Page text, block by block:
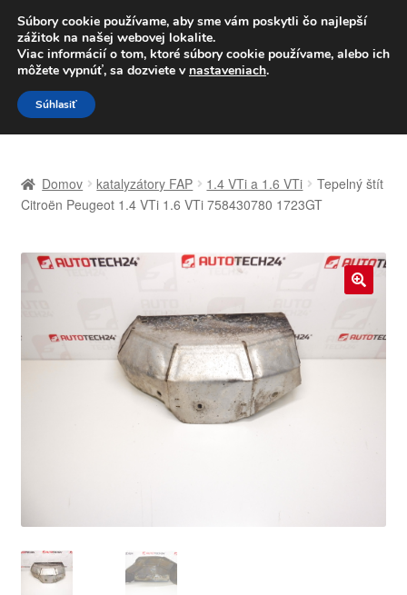
DOPRAVA od 6 EUR
Po–Pi 09:00–16:00 233 221 276
Preskočiť
na
navigáciu
Preskočiť
na
obsah
Celosvetová preprava
Košík
Platby
Domov katalyzátory FAP 1.4 VTi a 1.6 VTi
Tepelný štít
Citroën Peugeot 1.4 VTi 1.6 VTi 758430780 1723GT
Súbory cookie používame, aby sme vám poskytli čo najlepší
zážitok na našej webovej lokalite.
Viac informácií o tom, ktoré súbory cookie používame, alebo ich
môžete vypnúť, sa dozviete v nastaveniach.
Súhlasiť